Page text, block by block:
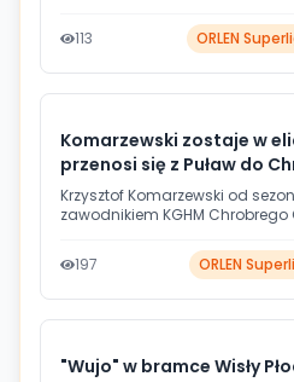
Poznaniu, a jego powrót do
około 16 tygodni.
113 ORLEN
Komarzewski zostaje w
przenosi się z Puław do
Krzysztof Komarzewski od
zawodnikiem KGHM Chrobrego
Superligi pozostanie na
rozgrywkowej.
197 ORLEN
"Wujo" w bramce Wisły